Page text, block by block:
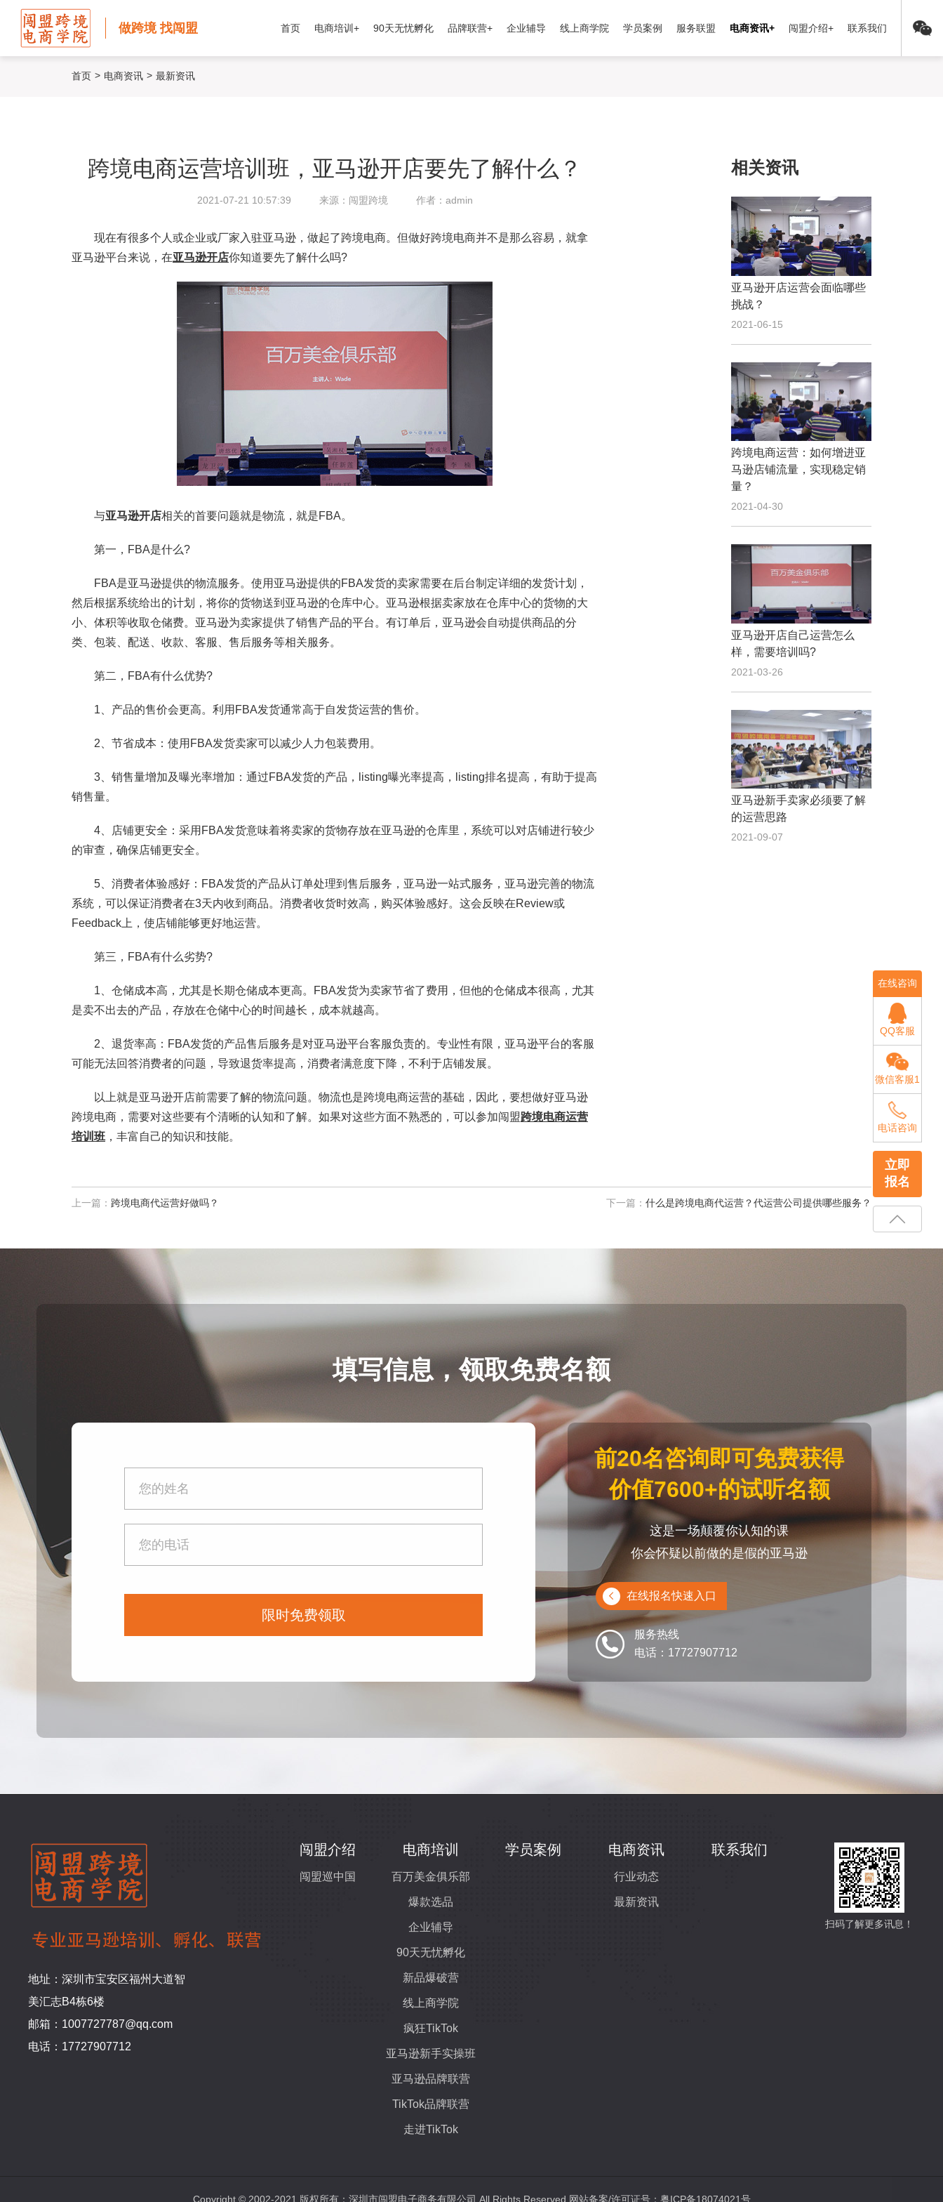
做跨境 找闯盟 首页 电商培训+ 90天无忧孵化 品牌联营+ 企业辅导 线上商学院 学员案例 服务联盟 电商资讯+ 闯盟介绍+ 联系我们
首页 > 电商资讯 > 最新资讯
跨境电商运营培训班，亚马逊开店要先了解什么？
2021-07-21 10:57:39 来源：闯盟跨境 作者：admin
现在有很多个人或企业或厂家入驻亚马逊，做起了跨境电商。但做好跨境电商并不是那么容易，就拿
亚马逊平台来说，在亚马逊开店你知道要先了解什么吗?
与亚马逊开店相关的首要问题就是物流，就是FBA。
第一，FBA是什么?
FBA是亚马逊提供的物流服务。使用亚马逊提供的FBA发货的卖家需要在后台制定详细的发货计划，
然后根据系统给出的计划，将你的货物送到亚马逊的仓库中心。亚马逊根据卖家放在仓库中心的货物的大
小、体积等收取仓储费。亚马逊为卖家提供了销售产品的平台。有订单后，亚马逊会自动提供商品的分
类、包装、配送、收款、客服、售后服务等相关服务。
第二，FBA有什么优势?
1、产品的售价会更高。利用FBA发货通常高于自发货运营的售价。
2、节省成本：使用FBA发货卖家可以减少人力包装费用。
3、销售量增加及曝光率增加：通过FBA发货的产品，listing曝光率提高，listing排名提高，有助于提高
销售量。
4、店铺更安全：采用FBA发货意味着将卖家的货物存放在亚马逊的仓库里，系统可以对店铺进行较少
的审查，确保店铺更安全。
5、消费者体验感好：FBA发货的产品从订单处理到售后服务，亚马逊一站式服务，亚马逊完善的物流
系统，可以保证消费者在3天内收到商品。消费者收货时效高，购买体验感好。这会反映在Review或
Feedback上，使店铺能够更好地运营。
第三，FBA有什么劣势?
1、仓储成本高，尤其是长期仓储成本更高。FBA发货为卖家节省了费用，但他的仓储成本很高，尤其
是卖不出去的产品，存放在仓储中心的时间越长，成本就越高。
2、退货率高：FBA发货的产品售后服务是对亚马逊平台客服负责的。专业性有限，亚马逊平台的客服
可能无法回答消费者的问题，导致退货率提高，消费者满意度下降，不利于店铺发展。
以上就是亚马逊开店前需要了解的物流问题。物流也是跨境电商运营的基础，因此，要想做好亚马逊
跨境电商，需要对这些要有个清晰的认知和了解。如果对这些方面不熟悉的，可以参加闯盟跨境电商运营
培训班 ，丰富自己的知识和技能。
相关资讯
亚马逊开店运营会面临哪些
挑战？
2021-06-15
跨境电商运营：如何增进亚
马逊店铺流量，实现稳定销
量？
2021-04-30
亚马逊开店自己运营怎么
样，需要培训吗?
2021-03-26
亚马逊新手卖家必须要了解
的运营思路
2021-09-07
上一篇： 跨境电商代运营好做吗？ 下一篇： 什么是跨境电商代运营？代运营公司提供哪些服务？
填写信息，领取免费名额
限时免费领取
前20名咨询即可免费获得
价值7600+的试听名额
这是一场颠覆你认知的课
你会怀疑以前做的是假的亚马逊
在线报名快速入口
服务热线
电话：17727907712
地址：深圳市宝安区福州大道智
美汇志B4栋6楼
邮箱：1007727787@qq.com
电话：17727907712
闯盟介绍
闯盟巡中国
电商培训
百万美金俱乐部
爆款选品
企业辅导
90天无忧孵化
新品爆破营
线上商学院
疯狂TikTok
亚马逊新手实操班
亚马逊品牌联营
TikTok品牌联营
走进TikTok
学员案例 电商资讯
行业动态
最新资讯
联系我们
扫码了解更多讯息！
Copyright © 2002-2021 版权所有：深圳市闯盟电子商务有限公司 All Rights Reserved 网站备案/许可证号： 粤ICP备18074021号
在线咨询
QQ客服
微信客服1
电话咨询
立即
报名